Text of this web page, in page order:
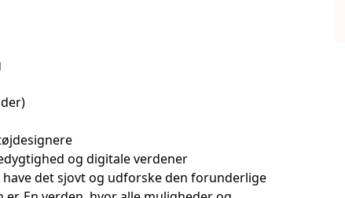
og digitale verdener
have det sjovt og udforske den forunderlige